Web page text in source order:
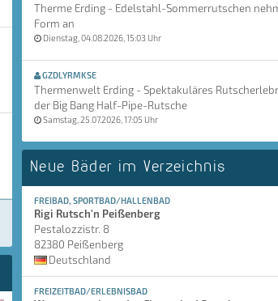
Therme Erding - Edelstahl-Sommerrutschen
Form an
Dienstag, 04.08.2026, 15:03 Uhr
GZDLYRMKSE
Thermenwelt Erding - Spektakuläres
der Big Bang Half-Pipe-Rutsche
Samstag, 25.07.2026, 17:05 Uhr
Neue Bäder im Verzeichnis
FREIBAD, SPORTBAD/HALLENBAD
Rigi Rutsch'n Peißenberg
Pestalozzistr. 8
82380 Peißenberg
Deutschland
FREIZEITBAD/ERLEBNISBAD